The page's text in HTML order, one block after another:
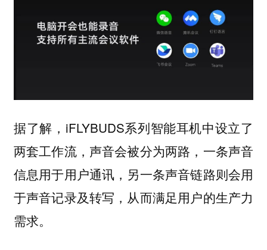
据了解，iFLYBUDS系列智能耳机中设立了
两套工作流，声音会被分为两路，一条声音
信息用于用户通讯，另一条声音链路则会用
于声音记录及转写，从而满足用户的生产力
需求。